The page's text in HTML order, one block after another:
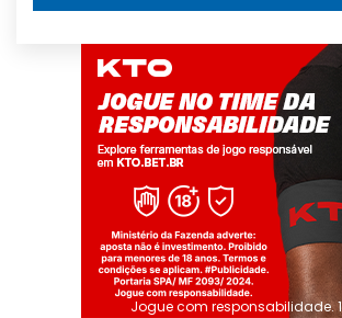
Jogue com responsabilidade.